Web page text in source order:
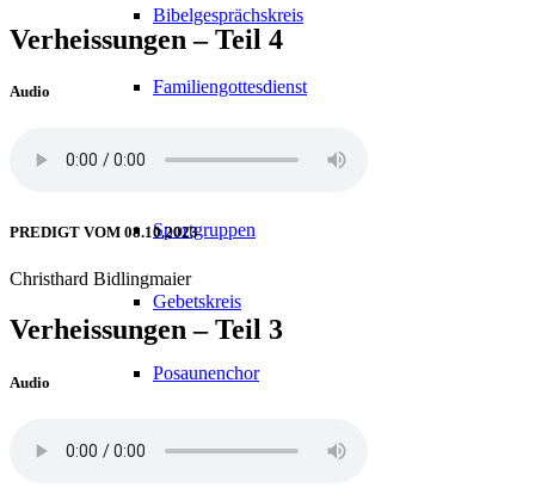
Bibelgesprächskreis
Familiengottesdienst
Church goes Pub
Sportgruppen
Gebetskreis
Posaunenchor
Seelsorge
Verheissungen – Teil 4
Audio
PREDIGT VOM 08.10.2023
Christhard Bidlingmaier
Verheissungen – Teil 3
Audio